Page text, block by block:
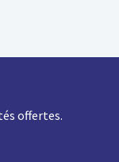
offertes.